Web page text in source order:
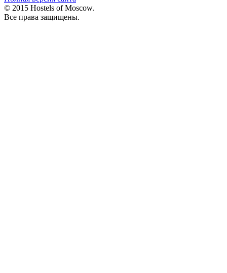
© 2015 Hostels of Moscow.
Все права защищены.